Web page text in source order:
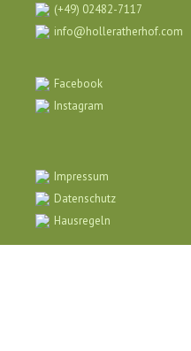
(+49) 02482-7117
info@holleratherhof.com
Facebook
Instagram
Impressum
Datenschutz
Hausregeln